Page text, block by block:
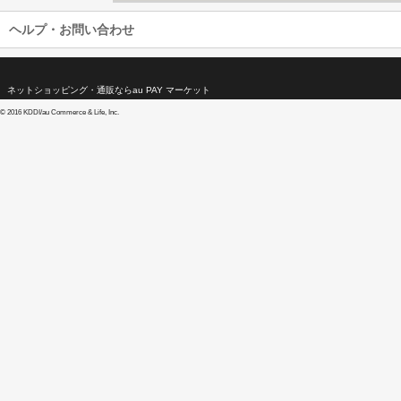
ヘルプ・お問い合わせ
ネットショッピング・通販ならau PAY マーケット
© 2016 KDDI/au Commerce & Life, Inc.